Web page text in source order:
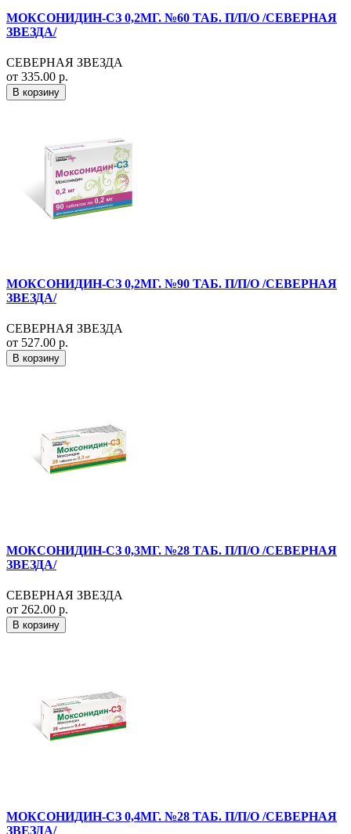
МОКСОНИДИН-СЗ 0,2МГ. №60 ТАБ. П/П/О /СЕВЕРНАЯ
ЗВЕЗДА/
СЕВЕРНАЯ ЗВЕЗДА
от 335.00 р.
В корзину
МОКСОНИДИН-СЗ 0,2МГ. №90 ТАБ. П/П/О /СЕВЕРНАЯ
ЗВЕЗДА/
СЕВЕРНАЯ ЗВЕЗДА
от 527.00 р.
В корзину
МОКСОНИДИН-СЗ 0,3МГ. №28 ТАБ. П/П/О /СЕВЕРНАЯ
ЗВЕЗДА/
СЕВЕРНАЯ ЗВЕЗДА
от 262.00 р.
В корзину
МОКСОНИДИН-СЗ 0,4МГ. №28 ТАБ. П/П/О /СЕВЕРНАЯ
ЗВЕЗДА/